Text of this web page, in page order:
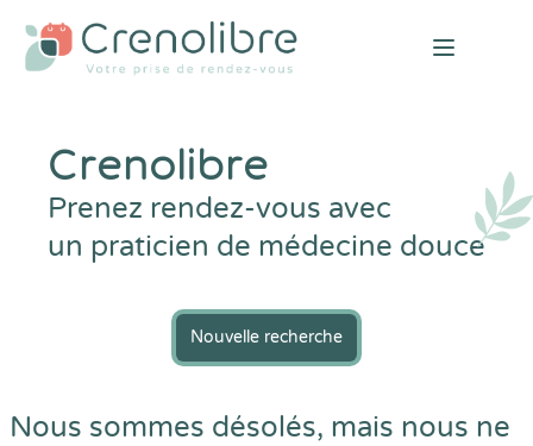
Open
Crenolibre
Prenez rendez-vous avec
un praticien de médecine douce
Nouvelle recherche
Nous sommes désolés, mais nous ne